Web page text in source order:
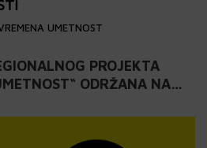
UMETNOST
PROJEKTA
ODRŽANA NA